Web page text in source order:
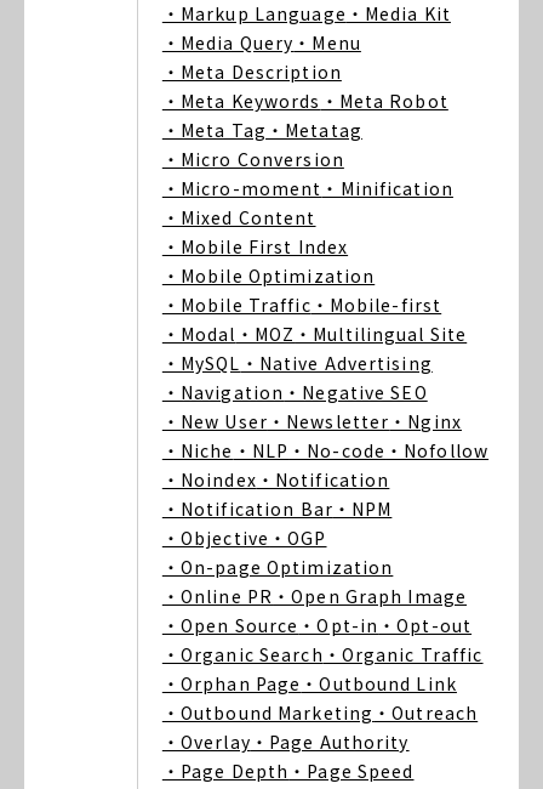
・Markup Language ・Media Kit
・Media Query ・Menu
・Meta Description
・Meta Keywords ・Meta Robot
・Meta Tag ・Metatag
・Micro Conversion
・Micro-moment ・Minification
・Mixed Content
・Mobile First Index
・Mobile Optimization
・Mobile Traffic ・Mobile-first
・Modal ・MOZ ・Multilingual Site
・MySQL ・Native Advertising
・Navigation ・Negative SEO
・New User ・Newsletter ・Nginx
・Niche ・NLP ・No-code ・Nofollow
・Noindex ・Notification
・Notification Bar ・NPM
・Objective ・OGP
・On-page Optimization
・Online PR ・Open Graph Image
・Open Source ・Opt-in ・Opt-out
・Organic Search ・Organic Traffic
・Orphan Page ・Outbound Link
・Outbound Marketing ・Outreach
・Overlay ・Page Authority
・Page Depth ・Page Speed